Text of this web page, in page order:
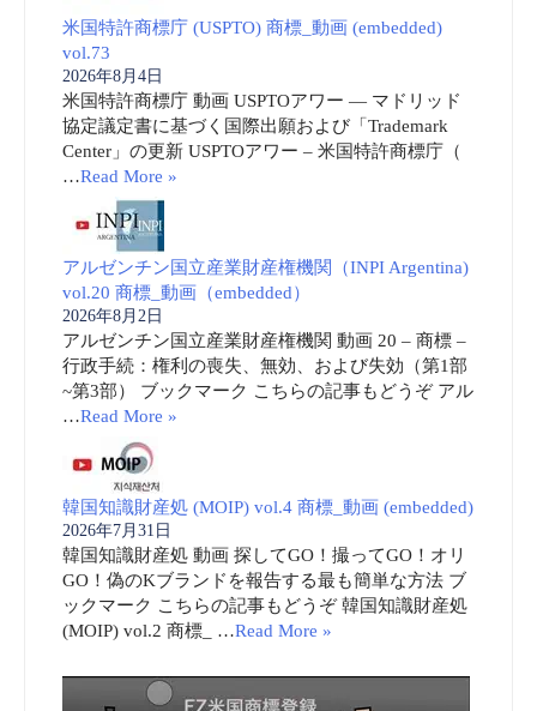
米国特許商標庁 (USPTO) 商標_動画 (embedded)
vol.73
2026年8月4日
米国特許商標庁 動画 USPTOアワー ― マドリッド
協定議定書に基づく国際出願および「Trademark
Center」の更新 USPTOアワー – 米国特許商標庁（
…Read More »
アルゼンチン国立産業財産権機関（INPI Argentina)
vol.20 商標_動画（embedded）
2026年8月2日
アルゼンチン国立産業財産権機関 動画 20 – 商標 –
行政手続：権利の喪失、無効、および失効（第1部
~第3部） ブックマーク こちらの記事もどうぞ アル
…Read More »
韓国知識財産処 (MOIP) vol.4 商標_動画 (embedded)
2026年7月31日
韓国知識財産処 動画 探してGO！撮ってGO！オリ
GO！偽のKブランドを報告する最も簡単な方法 ブ
ックマーク こちらの記事もどうぞ 韓国知識財産処
(MOIP) vol.2 商標_ …Read More »